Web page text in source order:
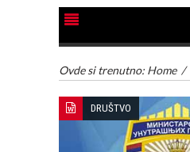
Ovde si trenutno: Home /
DRUŠTVO